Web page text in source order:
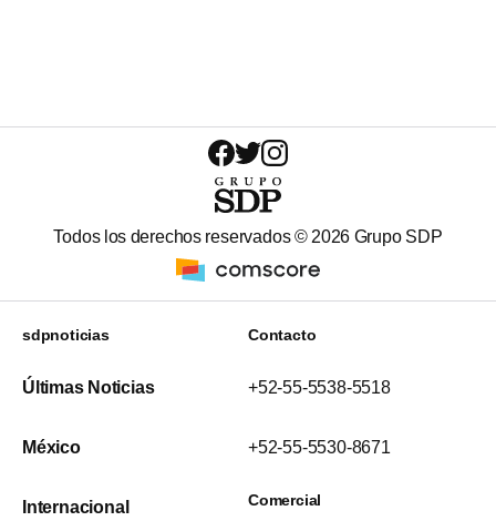
Todos los derechos reservados © 2026 Grupo SDP
sdpnoticias
Últimas Noticias
México
Internacional
Contacto
+52-55-5538-5518
+52-55-5530-8671
Comercial